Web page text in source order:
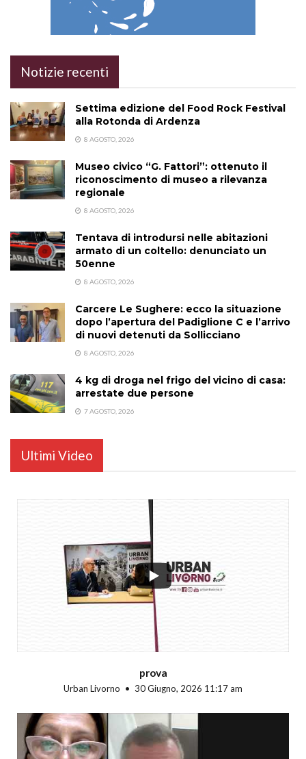
Notizie recenti
Settima edizione del Food Rock Festival
alla Rotonda di Ardenza
8 AGOSTO, 2026
Museo civico “G. Fattori”: ottenuto il
riconoscimento di museo a rilevanza
regionale
8 AGOSTO, 2026
Tentava di introdursi nelle abitazioni
armato di un coltello: denunciato un
50enne
8 AGOSTO, 2026
Carcere Le Sughere: ecco la situazione
dopo l’apertura del Padiglione C e l’arrivo
di nuovi detenuti da Sollicciano
8 AGOSTO, 2026
4 kg di droga nel frigo del vicino di casa:
arrestate due persone
7 AGOSTO, 2026
Ultimi Video
prova
Urban Livorno 30 Giugno, 2026 11:17 am